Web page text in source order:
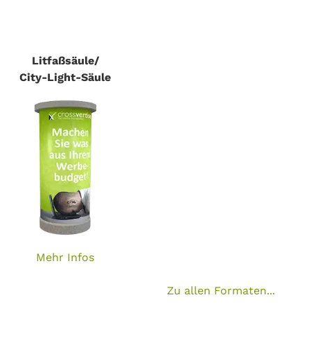
Litfaßsäule/
City-Light-Säule
Mehr Infos
Zu allen Formaten...